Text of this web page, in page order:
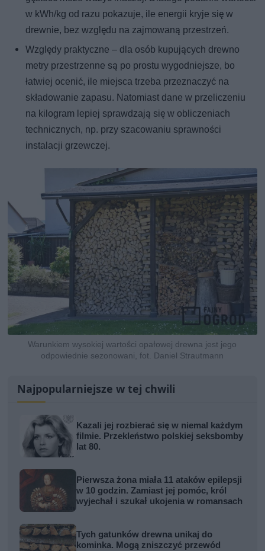
w kWh/kg od razu pokazuje, ile energii kryje się w
drewnie, bez względu na zajmowaną przestrzeń.
Względy praktyczne – dla osób kupujących drewno
metry przestrzenne są po prostu wygodniejsze, bo
łatwiej ocenić, ile miejsca trzeba przeznaczyć na
składowanie zapasu. Natomiast dane w przeliczeniu
na kilogram lepiej sprawdzają się w obliczeniach
technicznych, np. przy szacowaniu sprawności
instalacji grzewczej.
Warunkiem wysokiej wartości opałowej drewna jest jego
odpowiednie sezonowani, fot. Daniel Strautmann
Najpopularniejsze w tej chwili
Kazali jej rozbierać się w niemal każdym
filmie. Przekleństwo polskiej seksbomby
lat 80.
Pierwsza żona miała 11 ataków epilepsji
w 10 godzin. Zamiast jej pomóc, król
wyjechał i szukał ukojenia w romansach
Tych gatunków drewna unikaj do
kominka. Mogą zniszczyć przewód